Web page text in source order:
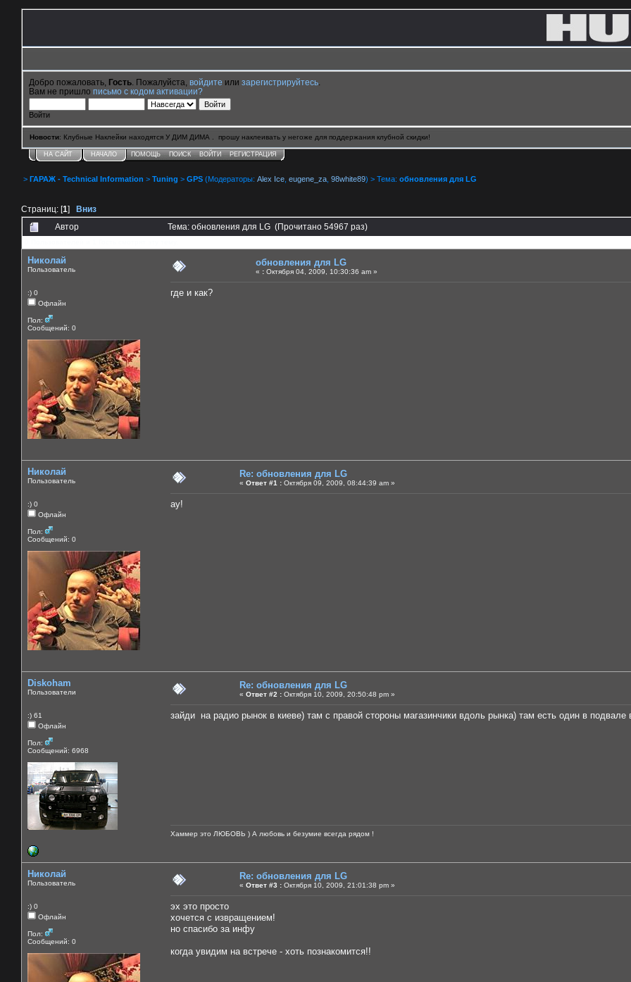
Добро пожаловать, Гость . Пожалуйста, войдите или зарегистрируйтесь
Вам не пришло письмо с кодом активации?
Войти
Новости: Клубные Наклейки находятся У ДИМ ДИМА . прошу наклеивать у негоже для поддержания клубной скидки!
НА САЙТ НАЧАЛО ПОМОЩЬ ПОИСК ВОЙТИ РЕГИСТРАЦИЯ
> ГАРАЖ - Technical Information > Tuning > GPS (Модераторы: Alex Ice eugene_za 98white89) > Тема: обновления для LG
Страниц: [1] Вниз
Автор Тема: обновления для LG (Прочитано 54967 раз)
Николай
Пользователь
:) 0
Офлайн
Пол:
Сообщений: 0
обновления для LG
« : Октября 04, 2009, 10:30:36 am »
где и как?
Николай
Пользователь
:) 0
Офлайн
Пол:
Сообщений: 0
Re: обновления для LG
« Ответ #1 : Октября 09, 2009, 08:44:39 am »
ау!
Diskoham
Пользователи
:) 61
Офлайн
Пол:
Сообщений: 6968
Re: обновления для LG
« Ответ #2 : Октября 10, 2009, 20:50:48 pm »
зайди на радио рынок в киеве) там с правой стороны магазинчики вдоль рынка) там есть один в подвале
Хаммер это ЛЮБОВЬ ) А любовь и безумие всегда рядом !
Николай
Пользователь
:) 0
Офлайн
Пол:
Сообщений: 0
Re: обновления для LG
« Ответ #3 : Октября 10, 2009, 21:01:38 pm »
эх это просто
хочется с извращением!
но спасибо за инфу
когда увидим на встрече - хоть познакомится!!